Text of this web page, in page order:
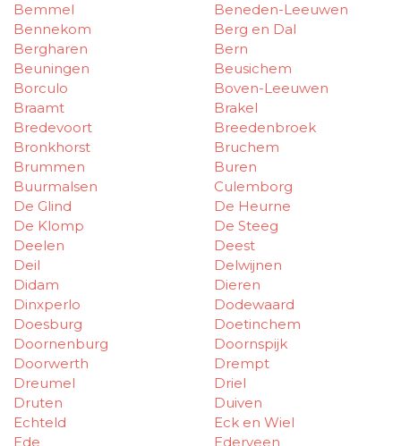
Bemmel
Beneden-Leeuwen
Bennekom
Berg en Dal
Bergharen
Bern
Beuningen
Beusichem
Borculo
Boven-Leeuwen
Braamt
Brakel
Bredevoort
Breedenbroek
Bronkhorst
Bruchem
Brummen
Buren
Buurmalsen
Culemborg
De Glind
De Heurne
De Klomp
De Steeg
Deelen
Deest
Deil
Delwijnen
Didam
Dieren
Dinxperlo
Dodewaard
Doesburg
Doetinchem
Doornenburg
Doornspijk
Doorwerth
Drempt
Dreumel
Driel
Druten
Duiven
Echteld
Eck en Wiel
Ede
Ederveen